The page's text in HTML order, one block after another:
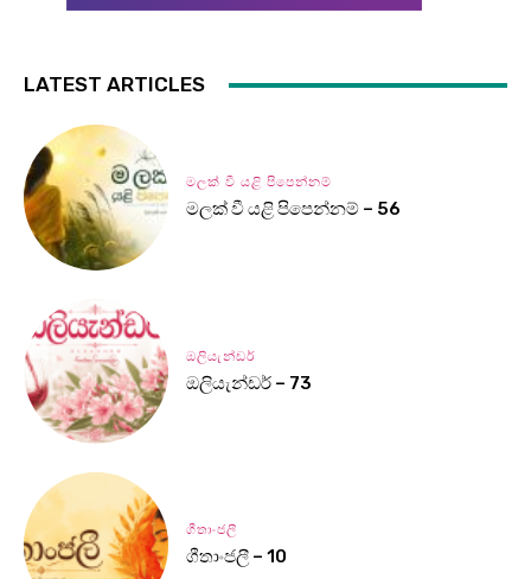
LATEST ARTICLES
මලක් වී යළි පිපෙන්නම්
මලක් වී යළි පිපෙන්නම් – 56
ඔලියැන්ඩර්
ඔලියැන්ඩර් – 73
ගීතාංජලී
ගීතාංජලී – 10